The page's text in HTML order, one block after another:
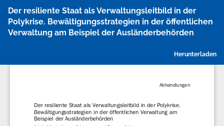
Artikeldetails
zurückkehren
Der resiliente Staat als Verwaltungsleitbild in der
Polykrise. Bewältigungsstrategien in der öffentlichen
Verwaltung am Beispiel der Ausländerbehörden
Herunterladen